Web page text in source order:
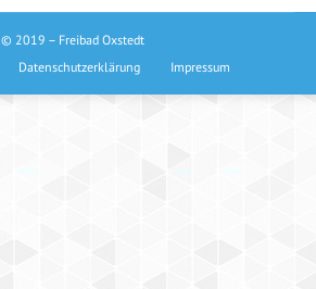
© 2019 – Freibad Oxstedt
Datenschutzerklärung Impressum